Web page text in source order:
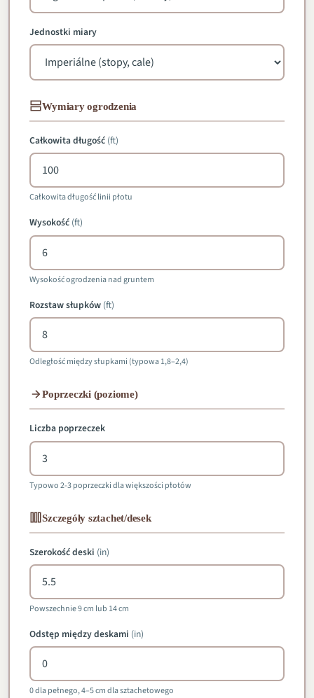
Jednostki miary
Wymiary ogrodzenia
Całkowita długość (ft)
Całkowita długość linii płotu
Wysokość (ft)
Wysokość ogrodzenia nad gruntem
Rozstaw słupków (ft)
Odległość między słupkami (typowa 1,8–2,4)
Poprzeczki (poziome)
Liczba poprzeczek
Typowo 2-3 poprzeczki dla większości płotów
Szczegóły sztachet/desek
Szerokość deski (in)
Powszechnie 9 cm lub 14 cm
Odstęp między deskami (in)
0 dla pełnego, 4–5 cm dla sztachetowego